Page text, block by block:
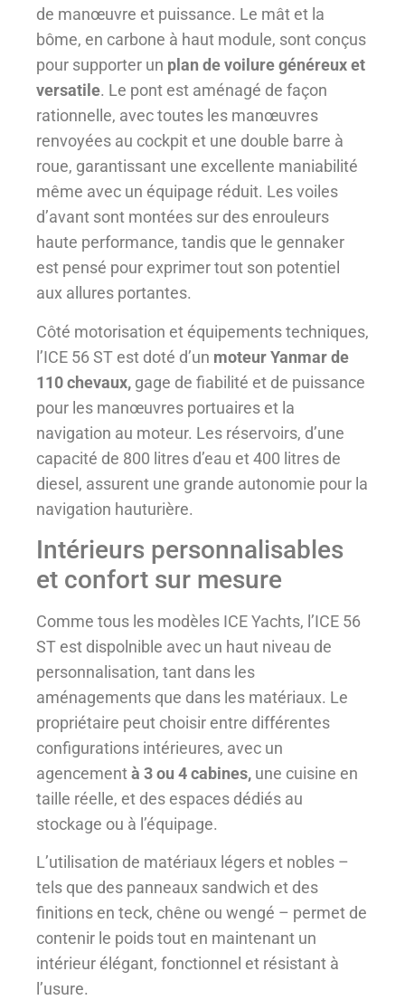
de manœuvre et puissance. Le mât et la
bôme, en carbone à haut module, sont conçus
pour supporter un plan de voilure généreux et
versatile. Le pont est aménagé de façon
rationnelle, avec toutes les manœuvres
renvoyées au cockpit et une double barre à
roue, garantissant une excellente maniabilité
même avec un équipage réduit. Les voiles
d’avant sont montées sur des enrouleurs
haute performance, tandis que le gennaker
est pensé pour exprimer tout son potentiel
aux allures portantes.
Côté motorisation et équipements techniques,
l’ICE 56 ST est doté d’un moteur Yanmar de
110 chevaux, gage de fiabilité et de puissance
pour les manœuvres portuaires et la
navigation au moteur. Les réservoirs, d’une
capacité de 800 litres d’eau et 400 litres de
diesel, assurent une grande autonomie pour la
navigation hauturière.
Intérieurs personnalisables
et confort sur mesure
Comme tous les modèles ICE Yachts, l’ICE 56
ST est dispolnible avec un haut niveau de
personnalisation, tant dans les
aménagements que dans les matériaux. Le
propriétaire peut choisir entre différentes
configurations intérieures, avec un
agencementà 3 ou 4 cabines, une cuisine en
taille réelle, et des espaces dédiés au
stockage ou à l’équipage.
L’utilisation de matériaux légers et nobles –
tels que des panneaux sandwich et des
finitions en teck, chêne ou wengé – permet de
contenir le poids tout en maintenant un
intérieur élégant, fonctionnel et résistant à
l’usure.